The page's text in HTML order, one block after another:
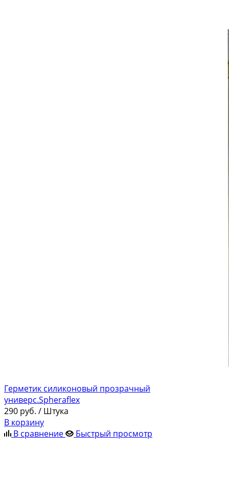
Герметик силиконовый прозрачный
универс.Spheraflex
290 руб. / Штука
В корзину
В сравнение
Быстрый просмотр